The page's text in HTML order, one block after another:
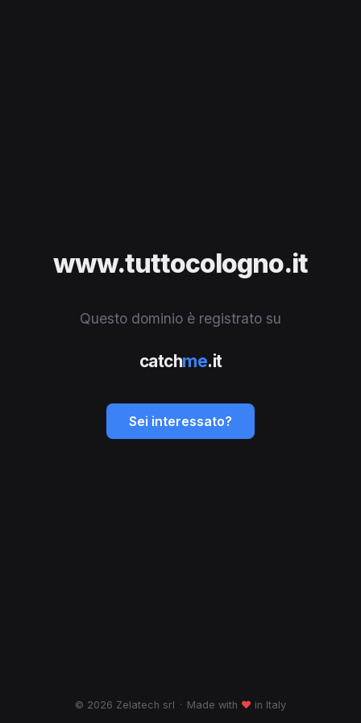
www.tuttocologno.it
Questo dominio è registrato su
catchme.it
Sei interessato?
© 2026 Zelatech srl · Made with ♥ in Italy